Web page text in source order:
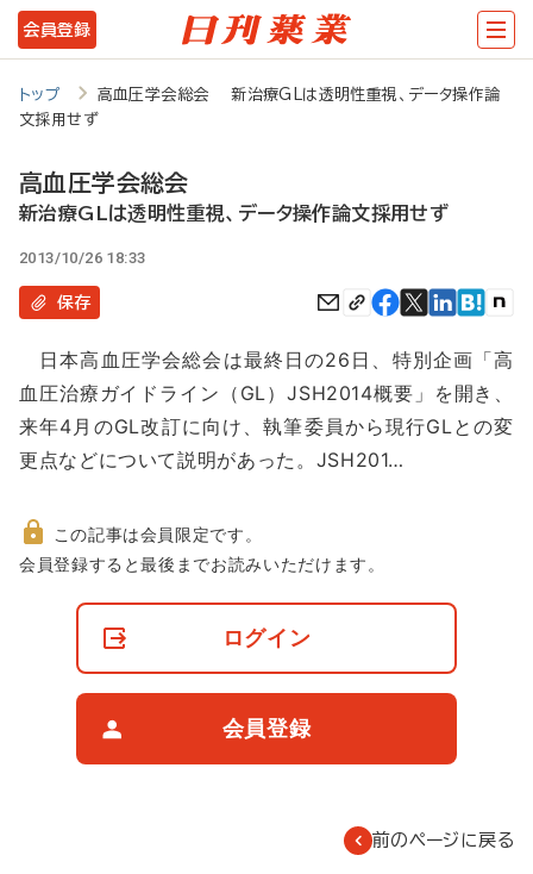
メ
イ
テ
ツ
に
動
会員登録
トップ
高血圧学会総会 新治療GLは透明性重視、データ操作論
文採用せず
高血圧学会総会
新治療GLは透明性重視、データ操作論文採用せず
2013/10/26 18:33
保存
日本高血圧学会総会は最終日の26日、特別企画「高
血圧治療ガイドライン（GL）JSH2014概要」を開き、
来年4月のGL改訂に向け、執筆委員から現行GLとの変
更点などについて説明があった。JSH201…
非
この記事は会員限定です。
会員登録すると最後までお読みいただけます。
ログイン
会員登録
前のページに戻る